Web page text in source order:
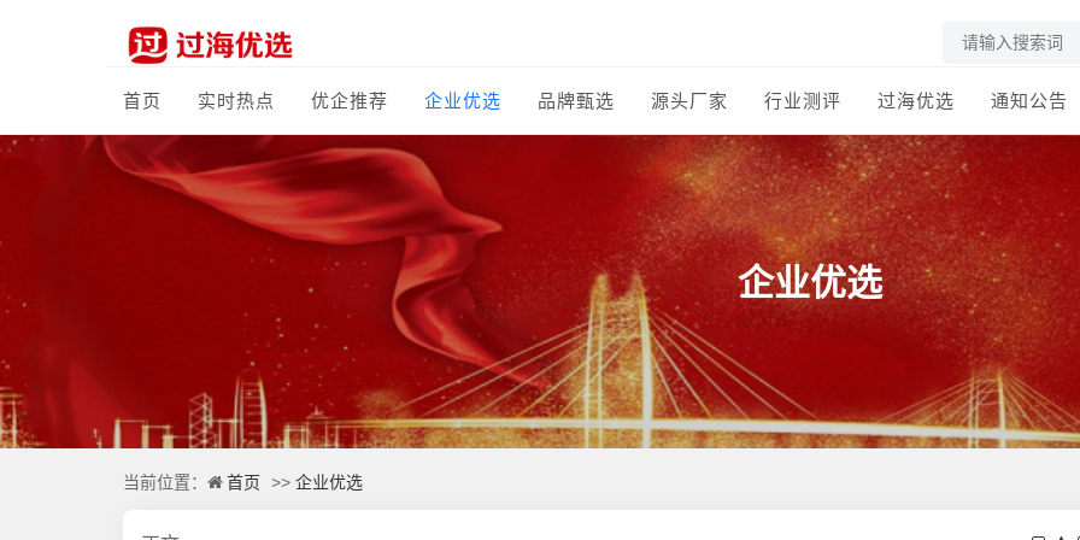
首页 实时热点 优企推荐 企业优选 品牌甄选 源头厂家 行业测评 过海优选 通知公告
企业优选
当前位置： 首页 >> 企业优选